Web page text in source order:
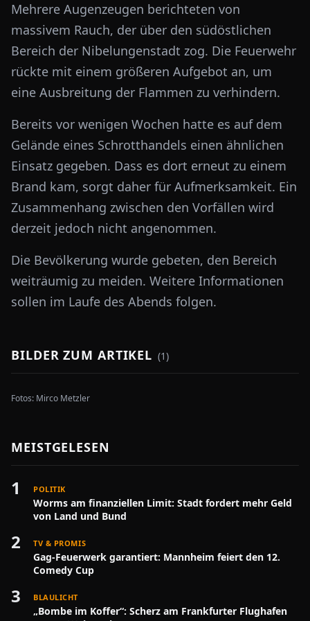
Mehrere Augenzeugen berichteten von
massivem Rauch, der über den südöstlichen
Bereich der Nibelungenstadt zog. Die Feuerwehr
rückte mit einem größeren Aufgebot an, um
eine Ausbreitung der Flammen zu verhindern.
Bereits vor wenigen Wochen hatte es auf dem
Gelände eines Schrotthandels einen ähnlichen
Einsatz gegeben. Dass es dort erneut zu einem
Brand kam, sorgt daher für Aufmerksamkeit. Ein
Zusammenhang zwischen den Vorfällen wird
derzeit jedoch nicht angenommen.
Die Bevölkerung wurde gebeten, den Bereich
weiträumig zu meiden. Weitere Informationen
sollen im Laufe des Abends folgen.
BILDER ZUM ARTIKEL (1)
Fotos: Mirco Metzler
MEISTGELESEN
1 POLITIK
Worms am finanziellen Limit: Stadt fordert mehr Geld
von Land und Bund
2 TV & PROMIS
Gag-Feuerwerk garantiert: Mannheim feiert den 12.
Comedy Cup
3 BLAULICHT
„Bombe im Koffer“: Scherz am Frankfurter Flughafen